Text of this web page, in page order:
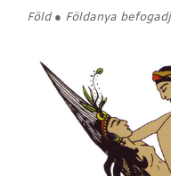
Föld ● Földanya